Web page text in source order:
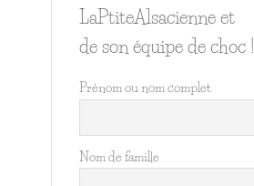
LaPtiteAlsacienne et
de son équipe de choc !
Prénom ou nom complet
Nom de famille